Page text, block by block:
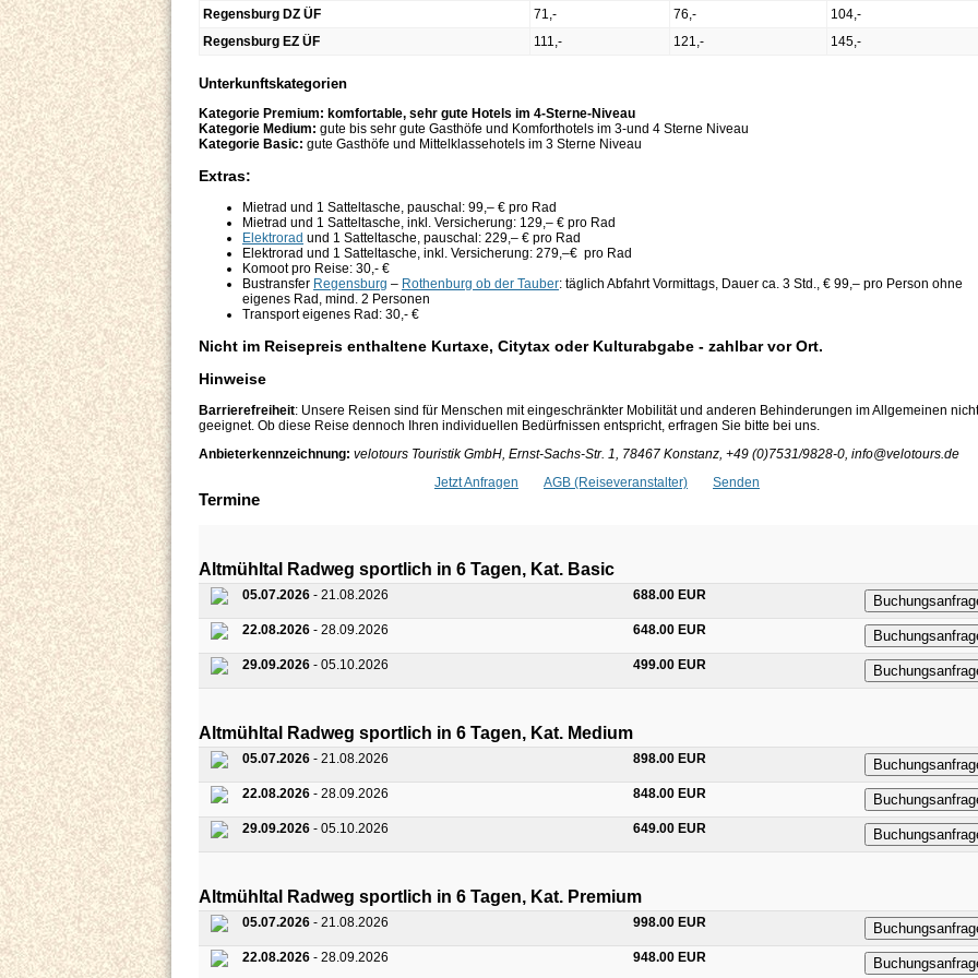
Regensburg DZ ÜF 71,- 76,-
104,-
Regensburg EZ ÜF
111,- 121,- 145,-
Unterkunftskategorien
Kategorie Premium: komfortable, sehr gute Hotels im 4-Sterne-Niveau
Kategorie Medium: gute bis sehr gute Gasthöfe und Komforthotels im 3-und 4 Sterne Niveau
Kategorie Basic: gute Gasthöfe und Mittelklassehotels im 3 Sterne Niveau
Extras:
Mietrad und 1 Satteltasche, pauschal: 99,– € pro Rad
Mietrad und 1 Satteltasche, inkl. Versicherung: 129,– € pro Rad
Elektrorad und 1 Satteltasche, pauschal: 229,– € pro Rad
Elektrorad und 1 Satteltasche, inkl. Versicherung: 279,–€ pro Rad
Komoot pro Reise: 30,- €
Bustransfer Regensburg – Rothenburg ob der Tauber: täglich Abfahrt Vormittags, Dauer ca. 3 Std., € 99,– pro Person ohne
eigenes Rad, mind. 2 Personen
Transport eigenes Rad: 30,- €
Nicht im Reisepreis enthaltene Kurtaxe, Citytax oder Kulturabgabe - zahlbar vor Ort.
Hinweise
Barrierefreiheit: Unsere Reisen sind für Menschen mit eingeschränkter Mobilität und anderen Behinderungen im Allgemeinen nicht
geeignet. Ob diese Reise dennoch Ihren individuellen Bedürfnissen entspricht, erfragen Sie bitte bei uns.
Anbieterkennzeichnung: velotours Touristik GmbH, Ernst-Sachs-Str. 1, 78467 Konstanz, +49 (0)7531/9828-0, info@velotours.de
Jetzt Anfragen
AGB (Reiseveranstalter) Senden
Termine
Altmühltal Radweg sportlich in 6 Tagen, Kat. Basic
05.07.2026 - 21.08.2026 688.00 EUR
22.08.2026 - 28.09.2026 648.00 EUR
29.09.2026 - 05.10.2026 499.00 EUR
Altmühltal Radweg sportlich in 6 Tagen, Kat. Medium
05.07.2026 - 21.08.2026 898.00 EUR
22.08.2026 - 28.09.2026 848.00 EUR
29.09.2026 - 05.10.2026 649.00 EUR
Altmühltal Radweg sportlich in 6 Tagen, Kat. Premium
05.07.2026 - 21.08.2026 998.00 EUR
22.08.2026 - 28.09.2026 948.00 EUR